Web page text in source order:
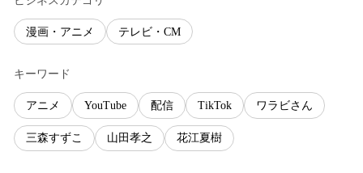
漫画・アニメ テレビ・CM
キーワード
アニメ YouTube 配信 TikTok ワラビさん
三森すずこ 山田孝之 花江夏樹